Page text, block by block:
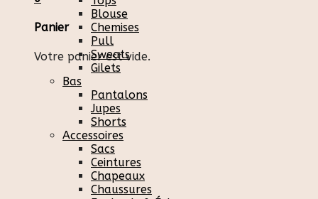
Panier
Votre panier est vide.
Blouse
Chemises
Pull
Sweats
Gilets
Bas
Pantalons
Jupes
Shorts
Accessoires
Sacs
Ceintures
Chapeaux
Chaussures